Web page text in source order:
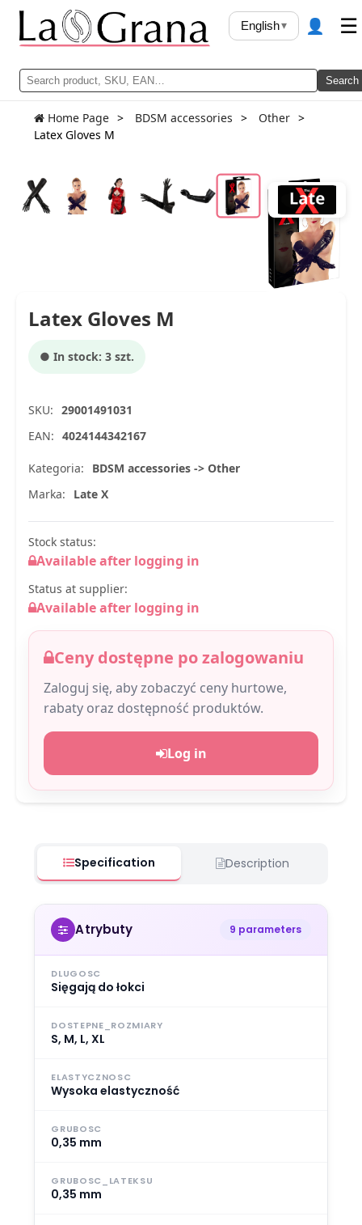
Search
English▾ 👤 ☰
Home Page BDSM accessories
Other
Latex Gloves M
Latex Gloves M
● In stock: 3 szt.
SKU: 29001491031
EAN: 4024144342167
Kategoria:
BDSM accessories -> Other
Marka:
Late X
Stock status:
Available after logging in
Status at supplier:
Available after logging in
Ceny dostępne po zalogowaniu
Zaloguj się, aby zobaczyć ceny hurtowe,
rabaty oraz dostępność produktów.
Log in
Specification Description
Atrybuty 9 parameters
DLUGOSC
Sięgają do łokci
DOSTEPNE_ROZMIARY
S, M, L, XL
ELASTYCZNOSC
Wysoka elastyczność
GRUBOSC
0,35 mm
GRUBOSC_LATEKSU
0,35 mm